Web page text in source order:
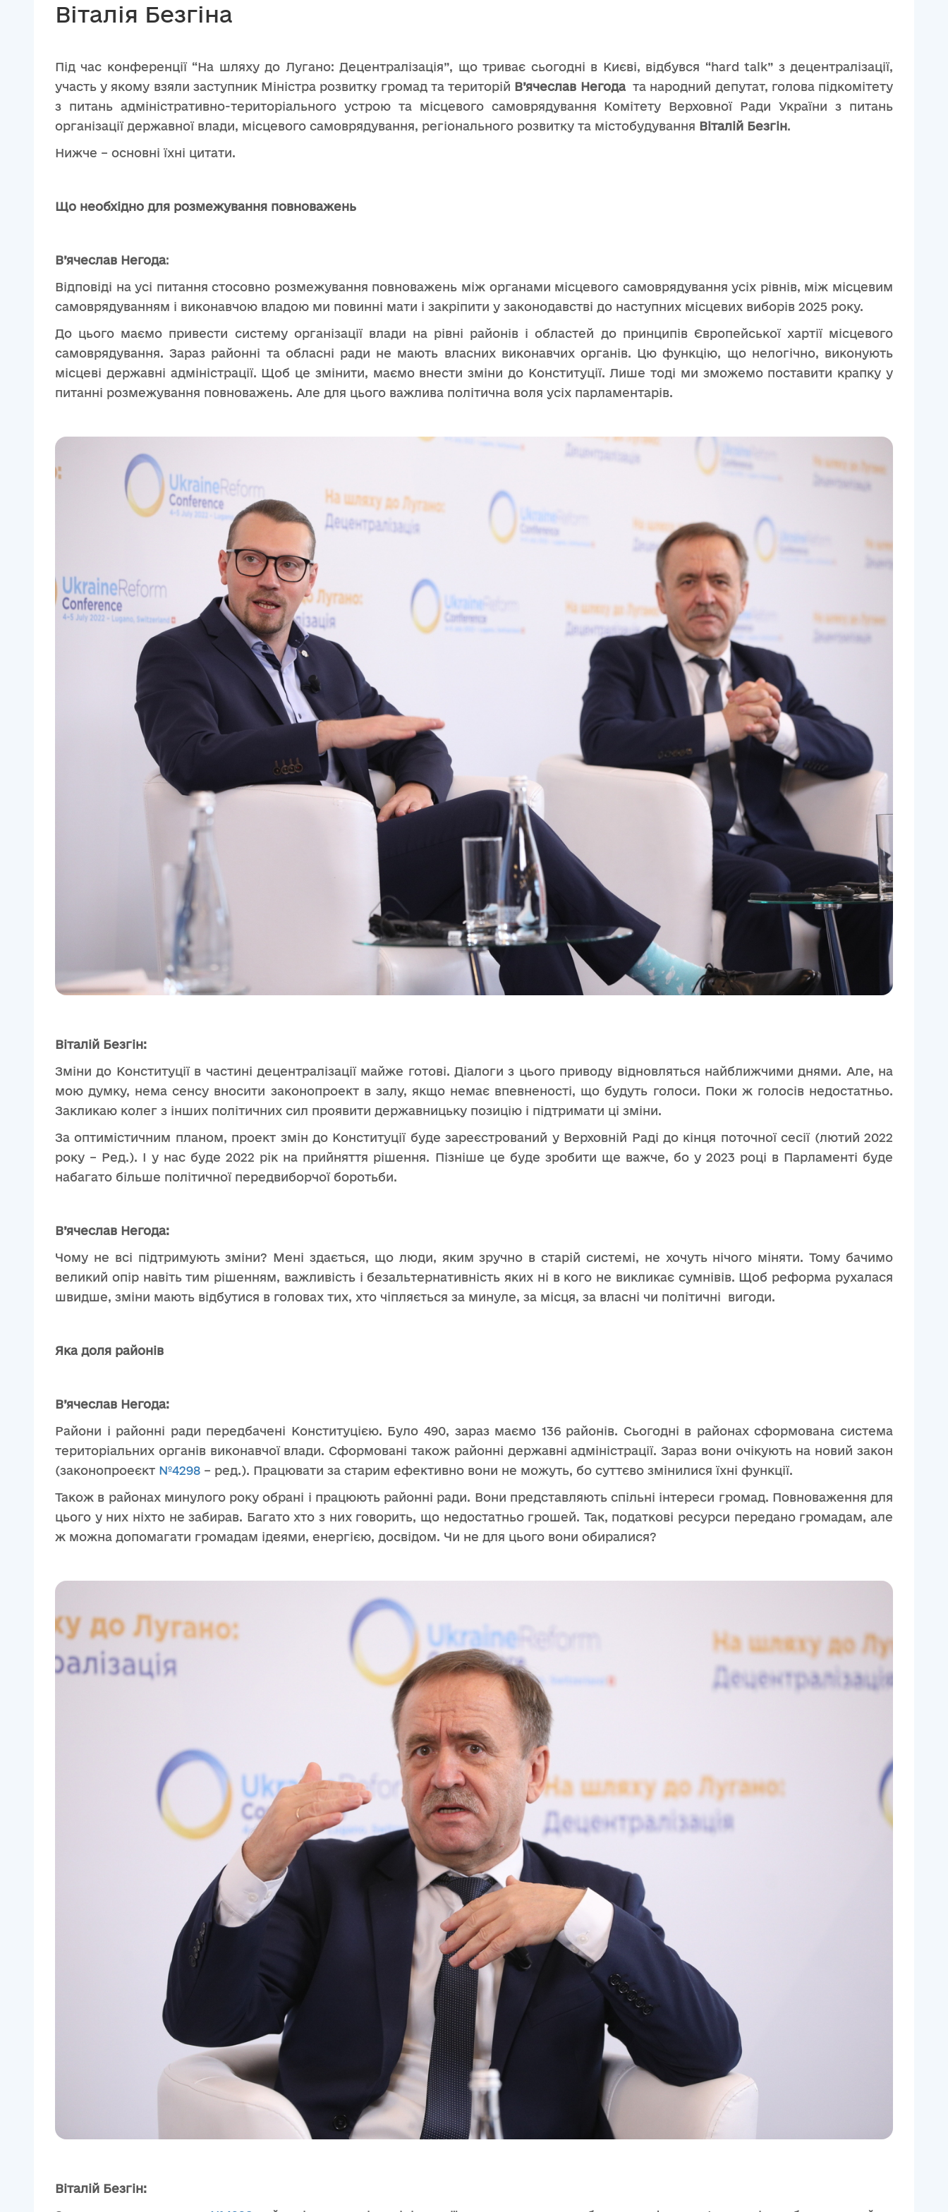
Віталія Безгіна
Під час конференції “На шляху до Лугано: Децентралізація”, що триває сьогодні в Києві, відбувся “hard talk” з децентралізації,
участь у якому взяли заступник Міністра розвитку громад та територій В’ячеслав Негодата народний депутат, голова підкомітету
з питань адміністративно-територіального устрою та місцевого самоврядування Комітету Верховної Ради України з питань
організації державної влади, місцевого самоврядування, регіонального розвитку та містобудування Віталій Безгін.
Нижче – основні їхні цитати.
Що необхідно для розмежування повноважень
В’ячеслав Негода:
Відповіді на усі питання стосовно розмежування повноважень між органами місцевого самоврядування усіх рівнів, між місцевим
самоврядуванням і виконавчою владою ми повинні мати і закріпити у законодавстві до наступних місцевих виборів 2025 року.
До цього маємо привести систему організації влади на рівні районів і областей до принципів Європейської хартії місцевого
самоврядування. Зараз районні та обласні ради не мають власних виконавчих органів. Цю функцію, що нелогічно, виконують
місцеві державні адміністрації. Щоб це змінити, маємо внести зміни до Конституції. Лише тоді ми зможемо поставити крапку у
питанні розмежування повноважень. Але для цього важлива політична воля усіх парламентарів.
Віталій Безгін:
Зміни до Конституції в частині децентралізації майже готові. Діалоги з цього приводу відновляться найближчими днями. Але, на
мою думку, нема сенсу вносити законопроект в залу, якщо немає впевненості, що будуть голоси. Поки ж голосів недостатньо.
Закликаю колег з інших політичних сил проявити державницьку позицію і підтримати ці зміни.
За оптимістичним планом, проект змін до Конституції буде зареєстрований у Верховній Раді до кінця поточної сесії (лютий 2022
року – Ред.). І у нас буде 2022 рік на прийняття рішення. Пізніше це буде зробити ще важче, бо у 2023 році в Парламенті буде
набагато більше політичної передвиборчої боротьби.
В’ячеслав Негода:
Чому не всі підтримують зміни? Мені здається, що люди, яким зручно в старій системі, не хочуть нічого міняти. Тому бачимо
великий опір навіть тим рішенням, важливість і безальтернативність яких ні в кого не викликає сумнівів. Щоб реформа рухалася
швидше, зміни мають відбутися в головах тих, хто чіпляється за минуле, за місця, за власні чи політичні вигоди.
Яка доля районів
В’ячеслав Негода:
Райони і районні ради передбачені Конституцією. Було 490, зараз маємо 136 районів. Сьогодні в районах сформована система
територіальних органів виконавчої влади. Сформовані також районні державні адміністрації. Зараз вони очікують на новий закон
(законопроеєкт №4298 – ред.). Працювати за старим ефективно вони не можуть, бо суттєво змінилися їхні функції.
Також в районах минулого року обрані і працюють районні ради. Вони представляють спільні інтереси громад. Повноваження для
цього у них ніхто не забирав. Багато хто з них говорить, що недостатньо грошей. Так, податкові ресурси передано громадам, але
ж можна допомагати громадам ідеями, енергією, досвідом. Чи не для цього вони обиралися?
Віталій Безгін: